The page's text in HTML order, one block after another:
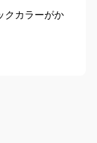
クカラーがか